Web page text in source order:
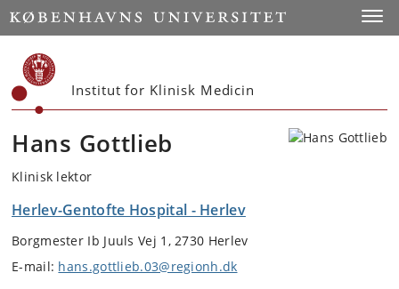
Start
Institut for Klinisk Medicin
Hans Gottlieb
Klinisk lektor
Herlev-Gentofte Hospital - Herlev
Borgmester Ib Juuls Vej 1, 2730 Herlev
E-mail: hans.gottlieb.03@regionh.dk